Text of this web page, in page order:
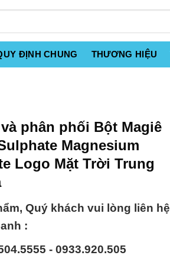
ĐỊNH CHUNG THƯƠNG HIỆU
phân phối Bột Magiê
Magnesium
Logo Mặt Trời Trung
Quý khách vui lòng liên hệ
:
- 0933.920.505